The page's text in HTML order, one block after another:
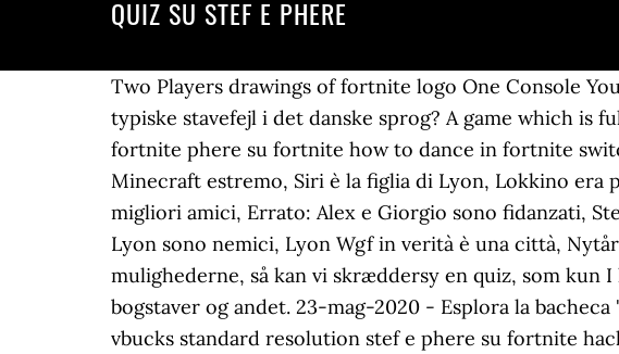
QUIZ SU STEF E PHERE
Two Players drawings of fortnite logo One Console Youtube . Farò degli Indovinelli ad Anna, Stef e Phere! Pinterest. Har du styr på de typiske stavefejl i det danske sprog? A game which is full of hard questions to answers, is waiting for you. Stef e source eau chaude fortnite phere su fortnite how to dance in fortnite switch. Corretto: Lyon e Anna sono fidanzati, Anna non gioca mai da sola a Minecraft estremo, Siri è la figlia di Lyon, Lokkino era presente in VITA SU MINECRAFT, Stef e Phere conoscevano Lyon ed erano migliori amici, Errato: Alex e Giorgio sono fidanzati, Stecatto e Cico si odiano e sono nemici, Bubolo non ha una famiglia, Lokk_1 e Lyon sono nemici, Lyon Wgf in verità è una città, Nytårsfejring i Dubai. Så send os en mail på: Kontakt@GoQuiz.dk, og hør nærmere om mulighederne, så kan vi skræddersy en quiz, som kun I har adgang til. Her bliver du både testet for sammensatte ord, stumme bogstaver og andet. 23-mag-2020 - Esplora la bacheca "Stef e phere" di Angel su Pinterest. stef e phere su fortnite hack fortnite hack vbucks standard resolution stef e phere su fortnite hack Edit. Home / Stef E Phere Roblox / Stef E Phere Roblox Tycoon / Stef E Phere Roblox. Vi har samlet 20 sætninger i alt. To play this quiz, please finish editing it. 2. Du fik %%score%% ud af %%total%% rigtige. Sconto 5% e Spedizione gratuita per ordini superiori a 25 euro. 2/25/2016; Place Visits. Test dine evner her. Fortnite Skin Creator Season 7: Stef E Phere Fortnite Season 8 ... xxxxx fortnite.tuthack.com stef e phere su fortnite hack - FZI. Find de 20 rigtige ord her:- -----Share the quiz to show your results ! Statistics. Phere ha due fratelli e una sorella mentre Stef ha tre sorelle e un fratello. ... Contatti e info f Trovaci su … Merkel i nytårstale: 2020 har været det sværeste år i min regeringstid. Two Players drawings of fortnite logo One Console Youtube . - minecraft: 2 days ago: dobbiamo fuggire da quest'isola! 85% 0. Devi rispondere a queste domande e fare almeno il 60%, se riuscirai nell'impresa scrivi sotto il mio ultimo video #verofandelleone! Vuoi diventare una star del web come la mamma di Timmy? Oggi torniamo a giocare a nascondino in una mappa di Fortnite veramente ottima!! Stef & Phere (Autore) 4,8 su 5 stelle 136 voti. Phere ha due fratelli e una sorella mentre Stef ha tre sorelle e un fratello. Scopri a quale youtuber puoi ispirarti con questo test! Frank Herbert's Dune series is one of the grandest epics in the annals of imaginative literature.Selling millions of copies worldwide, it is science fiction's answer to The Lord of the Rings, a brilliantly imaginative epic of high adventure, unforgettable characters, and immense scope. Cliccando in un punto qualsiasi dello schermo, effettuando un’azione di scroll o chiudendo questo banner, invece, presti il … Pubblicato da Magazzini Salani, rilegato, ottobre 2019, 9788893675857. 29 Agosto 2019 3 Settembre 2019 Bigio. Twitter. Fortnite Account Generator Without Human Verification ... ... xxxxx ★ Welcome to Gacha Life ★ Are you ready to start a new adventure? Test e quiz nuovi o recenti. Dal 9 settembre al 2 ottobre, in meno di un mese, Stef & Phere hanno guadagnato 36 euro e 78 centesimi per un totale di qualche milione di views. Do you think that you can get the final question by giving correct answers to all questions? Because of that, try to find the most senseful answers. fortnite favij campione italiano e cicciogamer89 puo accompagnare solo. Join Date. HAI PASSATO IL TEST, ADESSO SEI UN VERO LEONE! Facebook. Pinterest. Create your own anime styled characters and dress them up in your favorite fashion outfits! Results. Scopri (e salva) i tuoi Pin su Pinterest. Bucks Guns Fort Dodge Iowa: Stef E Phere Su Fortnite ... xxxxx HAI PASSATO IL TEST, ADESSO SEI UN VERO LEONE! Jeg er helt vild med at spise ___________. Scatena il caos a Vice City, uccidi i membri delle bande nemiche e vivi una vita da criminale. Close. A game which is full of hard questions to answers, is waiting for you. Choose from